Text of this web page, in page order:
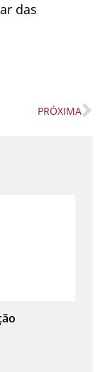
das
PRÓXIMA